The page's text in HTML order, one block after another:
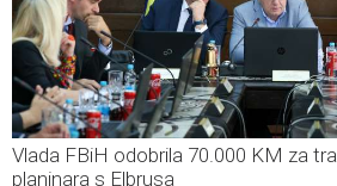
Vlada FBiH odobrila 70.000 KM za
planinara s Elbrusa